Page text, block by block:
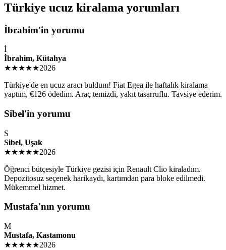
Türkiye ucuz kiralama yorumları
İbrahim'in yorumu
İ
İbrahim, Kütahya
★★★★★2026
Türkiye'de en ucuz aracı buldum! Fiat Egea ile haftalık kiralama
yaptım, €126 ödedim. Araç temizdi, yakıt tasarruflu. Tavsiye ederim.
Sibel'in yorumu
S
Sibel, Uşak
★★★★★2026
Öğrenci bütçesiyle Türkiye gezisi için Renault Clio kiraladım.
Depozitosuz seçenek harikaydı, kartımdan para bloke edilmedi.
Mükemmel hizmet.
Mustafa'nın yorumu
M
Mustafa, Kastamonu
★★★★★2026